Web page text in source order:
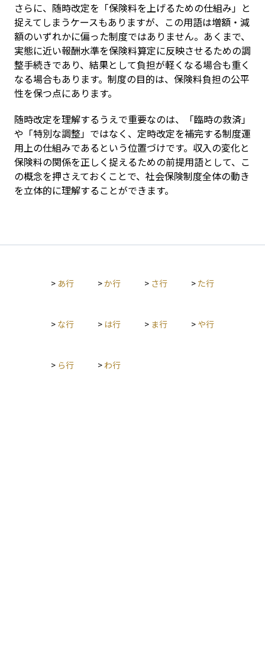
さらに、随時改定を「保険料を上げるための仕組み」と
捉えてしまうケースもありますが、この用語は増額・減
額のいずれかに偏った制度ではありません。あくまで、
実態に近い報酬水準を保険料算定に反映させるための調
整手続きであり、結果として負担が軽くなる場合も重く
なる場合もあります。制度の目的は、保険料負担の公平
性を保つ点にあります。
随時改定を理解するうえで重要なのは、「臨時の救済」
や「特別な調整」ではなく、定時改定を補完する制度運
用上の仕組みであるという位置づけです。収入の変化と
保険料の関係を正しく捉えるための前提用語として、こ
の概念を押さえておくことで、社会保険制度全体の動き
を立体的に理解することができます。
> あ行 >か行 > さ行 > た行
> な行 > は行 > ま行 > や行
> ら行 > わ行